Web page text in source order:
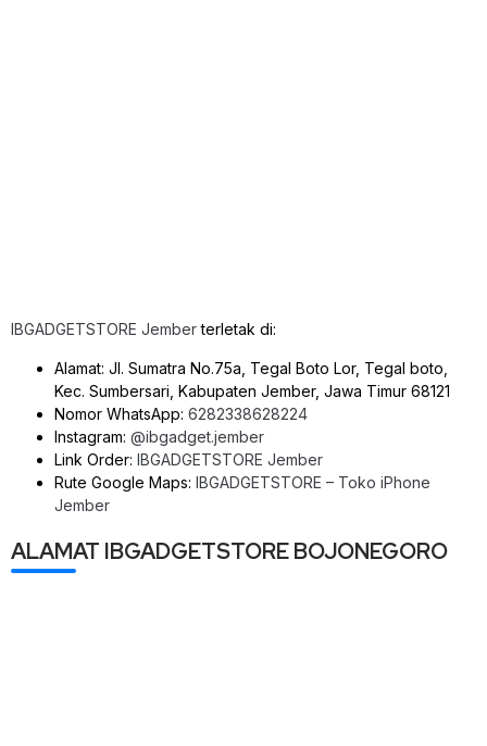
IBGADGETSTORE Jemberterletak di:
Alamat: Jl. Sumatra No.75a, Tegal Boto Lor, Tegal boto,
Kec. Sumbersari, Kabupaten Jember, Jawa Timur 68121
Nomor WhatsApp: 6282338628224
Instagram: @ibgadget.jember
Link Order: IBGADGETSTORE Jember
Rute Google Maps: IBGADGETSTORE – Toko iPhone
Jember
ALAMAT IBGADGETSTORE BOJONEGORO